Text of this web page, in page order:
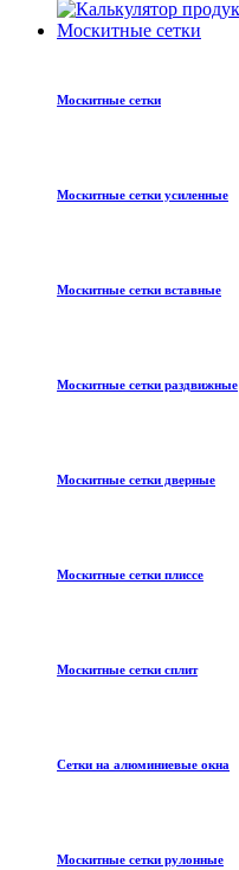
Москитные сетки
Москитные сетки
Москитные сетки усиленные
Москитные сетки вставные
Москитные сетки раздвижные
Москитные сетки дверные
Москитные сетки плиссе
Москитные сетки сплит
Сетки на алюминиевые окна
Москитные сетки рулонные